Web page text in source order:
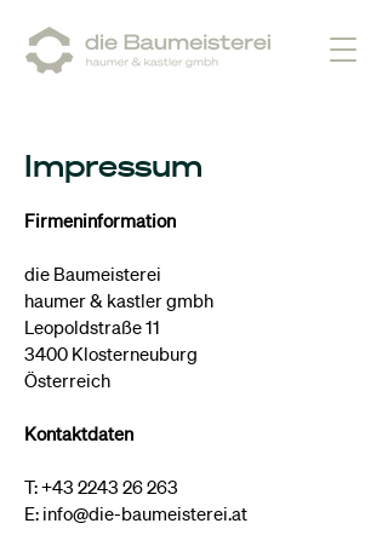
Impressum
Firmeninformation
die Baumeisterei
haumer & kastler gmbh
Leopoldstraße 11
3400 Klosterneuburg
Österreich
Kontaktdaten
T:+43 2243 26 263
E: info@die-baumeisterei.at